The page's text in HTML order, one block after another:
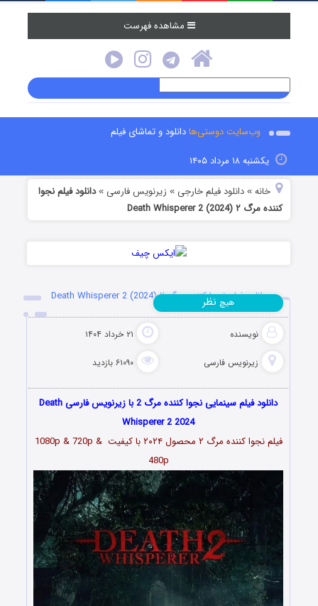
مشاهده فهرست
وب‌سایت دوستی‌هادانلود و تماشای فیلم
یکشنبه ۱۸ مرداد ۱۴۰۵
خانه »دانلود فیلم خارجی » زیرنویس فارسی »دانلود فیلم نجوا
کننده مرگ ۲ Death Whisperer 2 (2024)
دانلود فیلم نجوا کننده مرگ ۲ Death Whisperer 2 (2024)
نویسنده ۲۱ خرداد ۱۴۰۴
زیرنویس فارسی ۶۱۰۹۰ بازدید
هیچ نظر
دانلود فیلم سینمایی نجوا کننده مرگ 2 با زیرنویس فارسی Death
Whisperer 2 2024
فیلم نجوا کننده مرگ ۲ محصول ۲۰۲۴ با کیفیت 1080p & 720p &
480p